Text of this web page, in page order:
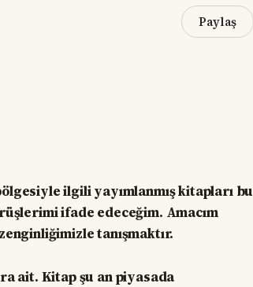
Paylaş
ilgili yayımlanmış kitapları bu
ifade edeceğim. Amacım
tanışmaktır.
ait. Kitap şu an piyasada